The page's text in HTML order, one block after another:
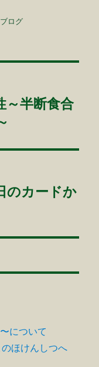
カ
ブログ
～半断食合
のカードか
について
ほけんしつへ